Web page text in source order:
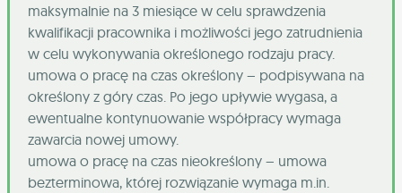
maksymalnie na 3 miesiące w celu sprawdzenia
kwalifikacji pracownika i możliwości jego zatrudnienia
w celu wykonywania określonego rodzaju pracy.
umowa o pracę na czas określony – podpisywana na
określony z góry czas. Po jego upływie wygasa, a
ewentualne kontynuowanie współpracy wymaga
zawarcia nowej umowy.
umowa o pracę na czas nieokreślony – umowa
bezterminowa, której rozwiązanie wymaga m.in.